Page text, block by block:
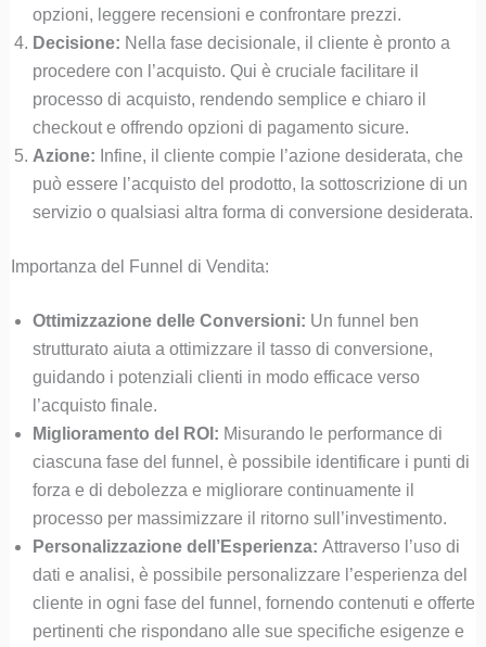
opzioni, leggere recensioni e confrontare prezzi.
Decisione: Nella fase decisionale, il cliente è pronto a
procedere con l’acquisto. Qui è cruciale facilitare il
processo di acquisto, rendendo semplice e chiaro il
checkout e offrendo opzioni di pagamento sicure.
Azione: Infine, il cliente compie l’azione desiderata, che
può essere l’acquisto del prodotto, la sottoscrizione di un
servizio o qualsiasi altra forma di conversione desiderata.
Importanza del Funnel di Vendita:
Ottimizzazione delle Conversioni: Un funnel ben
strutturato aiuta a ottimizzare il tasso di conversione,
guidando i potenziali clienti in modo efficace verso
l’acquisto finale.
Miglioramento del ROI: Misurando le performance di
ciascuna fase del funnel, è possibile identificare i punti di
forza e di debolezza e migliorare continuamente il
processo per massimizzare il ritorno sull’investimento.
Personalizzazione dell’Esperienza: Attraverso l’uso di
dati e analisi, è possibile personalizzare l’esperienza del
cliente in ogni fase del funnel, fornendo contenuti e offerte
pertinenti che rispondano alle sue specifiche esigenze e